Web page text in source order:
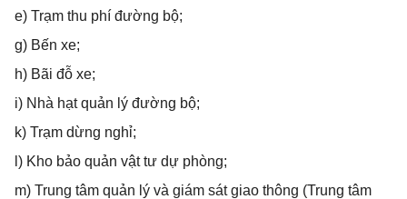
e) Trạm thu phí đường bộ;
g) Bến xe;
h) Bãi đỗ xe;
i) Nhà hạt quản lý đường bộ;
k) Trạm dừng nghỉ;
l) Kho bảo quản vật tư dự phòng;
m) Trung tâm quản lý và giám sát giao thông (Trung tâm